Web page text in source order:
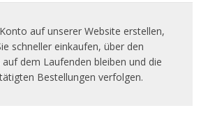
auf unserer Website erstellen,
schneller einkaufen, über den
dem Laufenden bleiben und die
Bestellungen verfolgen.